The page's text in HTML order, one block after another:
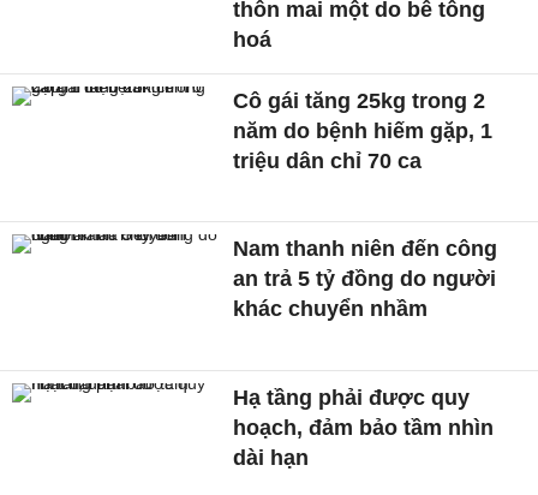
thôn mai một do bê tông
hoá
Cô gái tăng 25kg trong 2
năm do bệnh hiếm gặp, 1
triệu dân chỉ 70 ca
Nam thanh niên đến công
an trả 5 tỷ đồng do người
khác chuyển nhầm
Hạ tầng phải được quy
hoạch, đảm bảo tầm nhìn
dài hạn